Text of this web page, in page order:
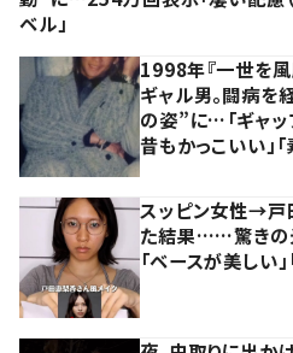
ベル」
1998年『一世を
ギャル男。闘病を
の姿”に…「ギャップ
昔もかっこいい」「
スッピン女性→戸
た結果……驚きの
「ベースが美しい」